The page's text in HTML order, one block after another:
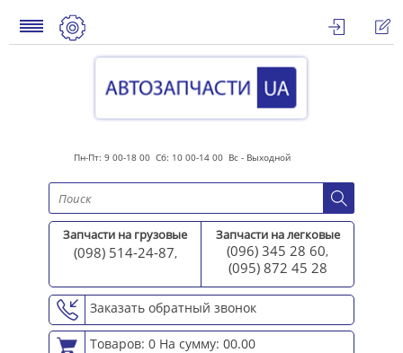
Пн-Пт: 9 00-18 00 Сб: 10 00-14 00 Вс - Выходной
Запчасти на грузовые
(098) 514-24-87,
Запчасти на легковые
(096) 345 28 60,
(095) 872 45 28
Заказать обратный звонок
Товаров: 0 На сумму: 00.00